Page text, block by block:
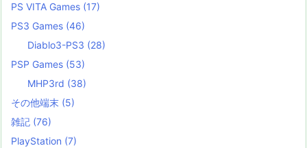
PS VITA Games (17)
PS3 Games (46)
Diablo3-PS3 (28)
PSP Games (53)
MHP3rd (38)
その他端末 (5)
雑記 (76)
PlayStation (7)